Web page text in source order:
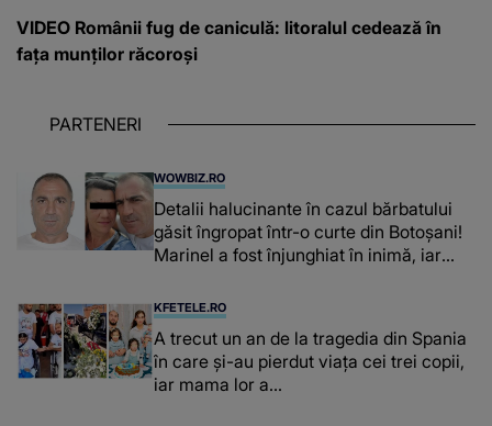
VIDEO Românii fug de caniculă: litoralul cedează în
fața munților răcoroși
PARTENERI
WOWBIZ.RO
Detalii halucinante în cazul bărbatului
găsit îngropat într-o curte din Botoșani!
Marinel a fost înjunghiat în inimă, iar
suspecți
KFETELE.RO
A trecut un an de la tragedia din Spania
în care și-au pierdut viața cei trei copii,
iar mama lor a…